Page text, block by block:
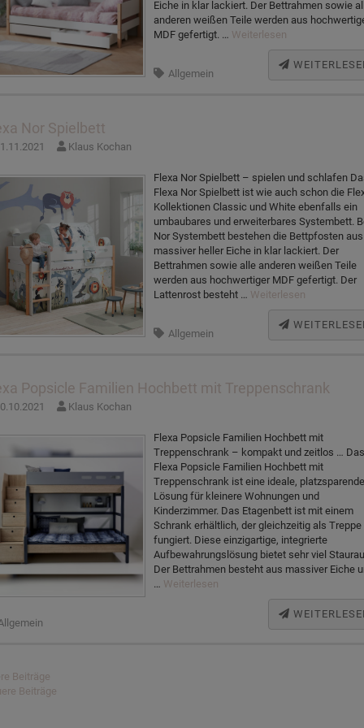
Eiche in klar lackiert. Der Bettrahmen sowie
anderen weißen Teile werden aus
MDF gefertigt. … Weiterlesen
Allgemein
Nor Spielbett
Klaus Kochan
Flexa Nor Spielbett – spielen und schlafen
Flexa Nor Spielbett ist wie auch schon die
Kollektionen Classic und White ebenfalls ein
umbaubares und erweiterbares Systembett.
Nor Systembett bestehen die Bettpfosten aus
massiver heller Eiche in klar lackiert. Der
Bettrahmen sowie alle anderen weißen Teile
werden aus hochwertiger MDF gefertigt. Der
Lattenrost besteht … Weiterlesen
Allgemein
Popsicle Familien Hochbett mit Treppenschrank
Klaus Kochan
Flexa Popsicle Familien Hochbett mit
Treppenschrank – kompakt und zeitlos … Das
Flexa Popsicle Familien Hochbett mit
Treppenschrank ist eine ideale, platzsparende
Lösung für kleinere Wohnungen und
Kinderzimmer. Das Etagenbett ist mit einem
Schrank erhältlich, der gleichzeitig als Treppe
fungiert. Diese einzigartige, integrierte
Aufbewahrungslösung bietet sehr viel
Der Bettrahmen besteht aus massiver Eiche
… Weiterlesen
Beiträge
Beiträge